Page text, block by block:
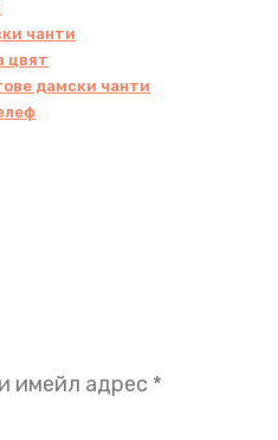
чанти
цвят
дамски чанти
имейл адрес *